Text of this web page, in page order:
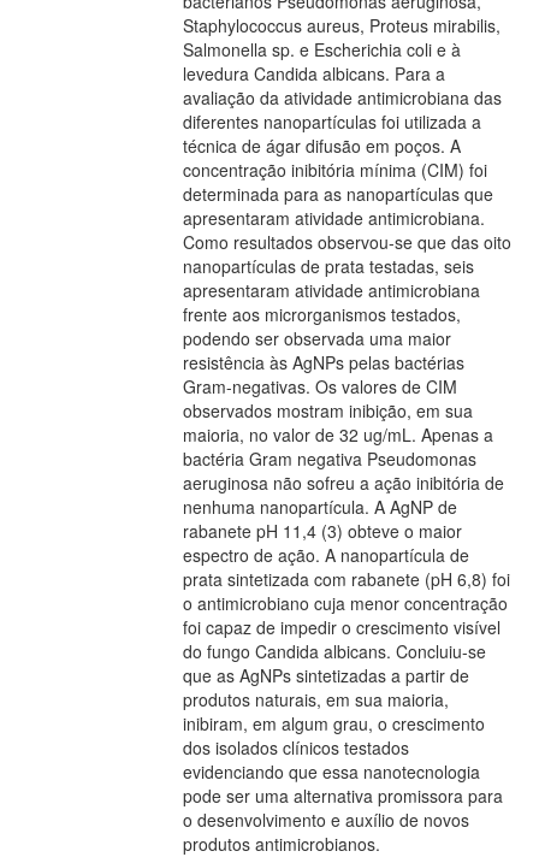
Staphylococcus aureus, Proteus mirabilis,
Salmonella sp. e Escherichia coli e à
levedura Candida albicans. Para a
avaliação da atividade antimicrobiana das
diferentes nanopartículas foi utilizada a
técnica de ágar difusão em poços. A
concentração inibitória mínima (CIM) foi
determinada para as nanopartículas que
apresentaram atividade antimicrobiana.
Como resultados observou-se que das oito
nanopartículas de prata testadas, seis
apresentaram atividade antimicrobiana
frente aos microrganismos testados,
podendo ser observada uma maior
resistência às AgNPs pelas bactérias
Gram-negativas. Os valores de CIM
observados mostram inibição, em sua
maioria, no valor de 32 ug/mL. Apenas a
bactéria Gram negativa Pseudomonas
aeruginosa não sofreu a ação inibitória de
nenhuma nanopartícula. A AgNP de
rabanete pH 11,4 (3) obteve o maior
espectro de ação. A nanopartícula de
prata sintetizada com rabanete (pH 6,8) foi
o antimicrobiano cuja menor concentração
foi capaz de impedir o crescimento visível
do fungo Candida albicans. Concluiu-se
que as AgNPs sintetizadas a partir de
produtos naturais, em sua maioria,
inibiram, em algum grau, o crescimento
dos isolados clínicos testados
evidenciando que essa nanotecnologia
pode ser uma alternativa promissora para
o desenvolvimento e auxílio de novos
produtos antimicrobianos.